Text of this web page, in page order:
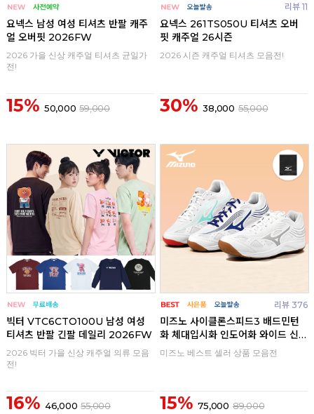
요넥스 남성 여성 티셔츠 반팔 캐주
얼 오버핏 2026FW
2026 가을 신상 캐주얼 티셔츠 균일가
전!
15% 50,000 59,000
리뷰 11
요넥스 261TS050U 티셔츠 오버
핏 캐주얼 26시즌
2026 시즌 캐주얼 티셔츠 모음전!
30% 38,000 55,000
빅터 VTC6CTO100U 남성 여성
티셔츠 반팔 긴팔 데일리 2026FW
2026 빅터 가을 신상 캐주얼 의류 모음
전!
16% 46,000 55,000
리뷰 376
미즈노 사이클론스피드3 배드민턴
화 체대입시화 인도어화 와이드 신
발
미즈노 베스트 셀러 상품 모음전
15% 75,000 89,000